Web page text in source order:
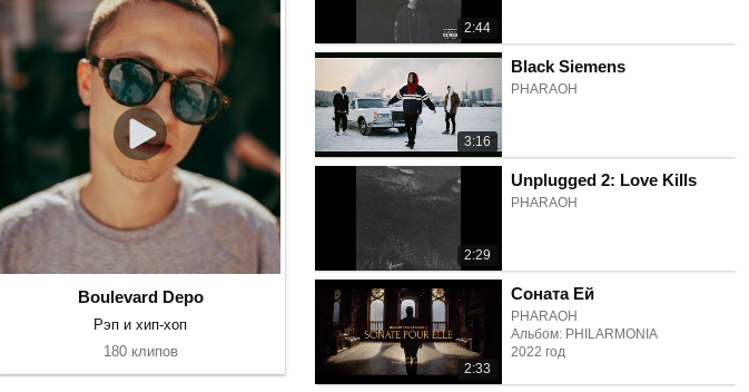
2:44
3:16
Black Siemens
PHARAOH
2:29
Unplugged 2: Love Kills
PHARAOH
2:33
Соната Ей
PHARAOH
Альбом: PHILARMONIA
2022 год
Boulevard Depo
Рэп и хип-хоп
180 клипов